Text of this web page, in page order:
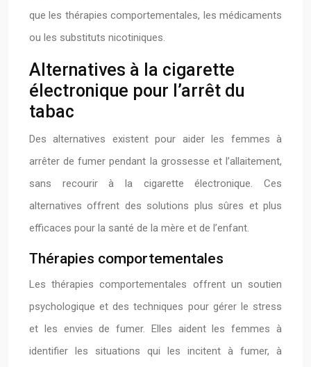
que les thérapies comportementales, les médicaments
ou les substituts nicotiniques.
Alternatives à la cigarette
électronique pour l’arrêt du
tabac
Des alternatives existent pour aider les femmes à
arrêter de fumer pendant la grossesse et l’allaitement,
sans recourir à la cigarette électronique. Ces
alternatives offrent des solutions plus sûres et plus
efficaces pour la santé de la mère et de l’enfant.
Thérapies comportementales
Les thérapies comportementales offrent un soutien
psychologique et des techniques pour gérer le stress
et les envies de fumer. Elles aident les femmes à
identifier les situations qui les incitent à fumer, à